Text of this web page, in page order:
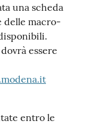
una scheda
delle macro-
essere
entro le